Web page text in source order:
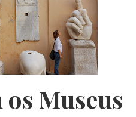
Museus